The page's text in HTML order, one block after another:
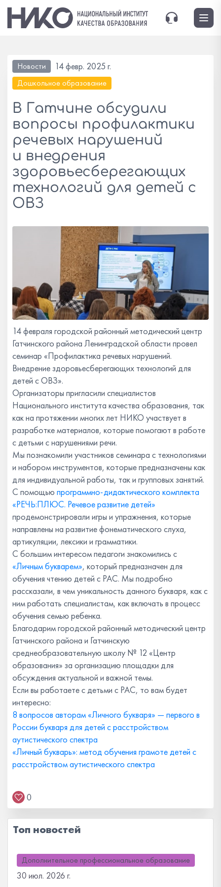
Новости 14 февр. 2025 г.
Дошкольное образование
В Гатчине обсудили
вопросы профилактики
речевых нарушений
и внедрения
здоровьесберегающих
технологий для детей с
ОВЗ
14 февраля городской районный методический центр
Гатчинского района Ленинградской области провел
семинар «Профилактика речевых нарушений.
Внедрение здоровьесберегающих технологий для
детей с ОВЗ».
Организаторы пригласили специалистов
Национального института качества образования, так
как на протяжении многих лет НИКО участвует в
разработке материалов, которые помогают в работе
с детьми с нарушениями речи.
Мы познакомили участников семинара с технологиями
и набором инструментов, которые предназначены как
для индивидуальной работы, так и групповых занятий.
С помощью программно-дидактического комплекта
«РЕЧЬ:ПЛЮС. Речевое развитие детей»
продемонстрировали игры и упражнения, которые
направлены на развитие фонематического слуха,
артикуляции, лексики и грамматики.
С большим интересом педагоги знакомились с
«Личным букварем», который предназначен для
обучения чтению детей с РАС. Мы подробно
рассказали, в чем уникальность данного букваря, как с
ним работать специалистам, как включать в процесс
обучения семью ребенка.
Благодарим городской районный методический центр
Гатчинского района и Гатчинскую
среднеобразовательную школу № 12 «Центр
образования» за организацию площадки для
обсуждения актуальной и важной темы.
Если вы работаете с детьми с РАС, то вам будет
интересно:
8 вопросов авторам «Личного букваря» — первого в
России букваря для детей с расстройством
аутистического спектра
«Личный букварь»: метод обучения грамоте детей с
расстройством аутистического спектра
0
Топ новостей
Дополнительное профессиональное образование
30 июл. 2026 г.